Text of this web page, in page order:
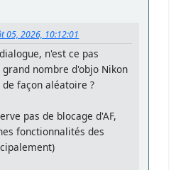
05, 2026, 10:12:01
n'est ce pas
nombre d'objo Nikon
façon aléatoire ?
pas de blocage d'AF,
fonctionnalités des